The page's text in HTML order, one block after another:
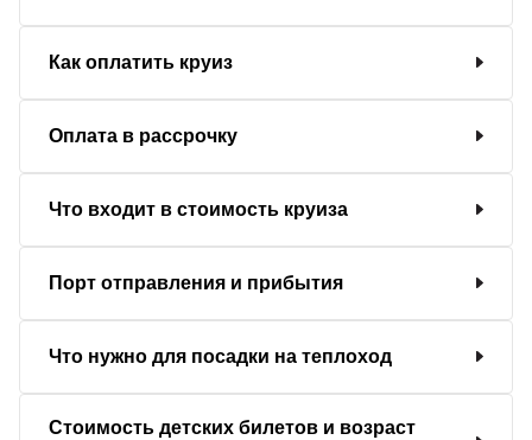
Как оплатить круиз
Оплата в рассрочку
Что входит в стоимость круиза
Порт отправления и прибытия
Что нужно для посадки на теплоход
Стоимость детских билетов и возраст